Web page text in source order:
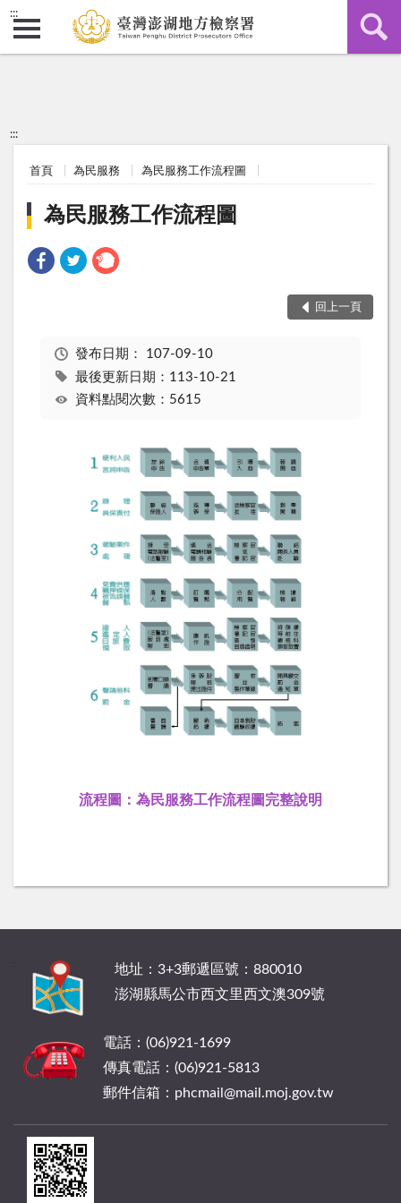
:::
:::
首頁 為民服務 為民服務工作流程圖
為民服務工作流程圖
回上一頁
發布日期： 107-09-10
最後更新日期：113-10-21
資料點閱次數：5615
流程圖：為民服務工作流程圖完整說明
地址：3+3郵遞區號：880010
澎湖縣馬公市西文里西文澳309號
電話：(06)921-1699
傳真電話：(06)921-5813
郵件信箱：phcmail@mail.moj.gov.tw